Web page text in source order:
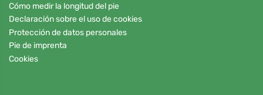
Cómo medir la longitud del pie
Declaración sobre el uso de cookies
Protección de datos personales
Pie de imprenta
Cookies